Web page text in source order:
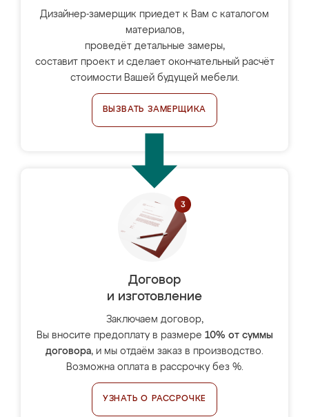
Дизайнер-замерщик приедет к Вам с каталогом
материалов,
проведёт детальные замеры,
составит проект и сделает окончательный расчёт
стоимости Вашей будущей мебели.
ВЫЗВАТЬ ЗАМЕРЩИКА
Договор
и изготовление
Заключаем договор,
Вы вносите предоплату в размере 10% от суммы
договора, и мы отдаём заказ в производство.
Возможна оплата в рассрочку без %.
УЗНАТЬ О РАССРОЧКЕ